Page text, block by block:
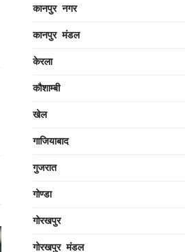
कानपुर नगर
कानपुर मंडल
केरला
कौशाम्बी
खेल
गाजियाबाद
गुजरात
गोण्डा
गोरखपुर
गोरखपुर मंडल